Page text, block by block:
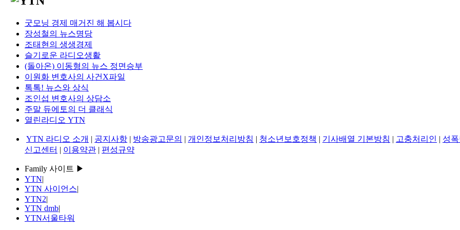
굿모닝 경제 매거진 해 봅시다
장성철의 뉴스명당
조태현의 생생경제
슬기로운 라디오생활
(돌아온) 이동형의 뉴스 정면승부
이원화 변호사의 사건X파일
톡톡! 뉴스와 상식
조인섭 변호사의 상담소
주말 듀에토의 더 클래식
열린라디오 YTN
YTN 라디오 소개 | 공지사항 | 방송광고문의 | 개인정보처리방침 | 청소년보호정책 | 기사배열 기본방침 | 고충처리인 | 성
신고센터 | 이용약관 | 편성규약
Family 사이트 ▶
YTN|
YTN 사이언스|
YTN2|
YTN dmb|
YTN서울타워